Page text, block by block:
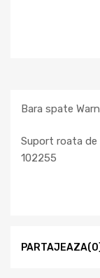
Bara spate
Suport roata de
102255